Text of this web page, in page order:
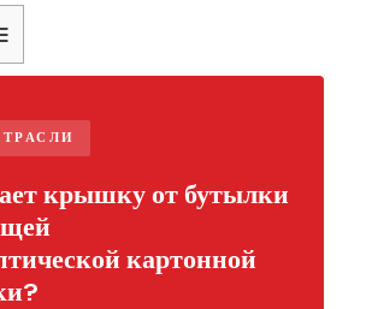
крышку от бутылки
картонной